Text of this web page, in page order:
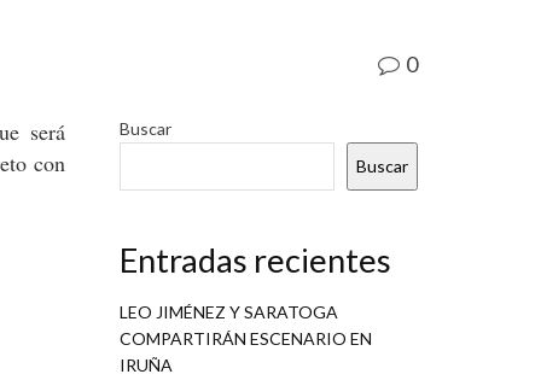
0
será
con
Buscar
Buscar
Entradas recientes
LEO JIMÉNEZ Y SARATOGA
COMPARTIRÁN ESCENARIO EN
IRUÑA